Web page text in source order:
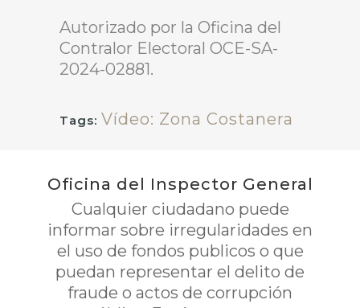
Autorizado por la Oficina del
Contralor Electoral OCE-SA-
2024-02881.
Tags: Vídeo: Zona Costanera
Oficina del Inspector General
Cualquier ciudadano puede
informar sobre irregularidades en
el uso de fondos publicos o que
puedan representar el delito de
fraude o actos de corrupción